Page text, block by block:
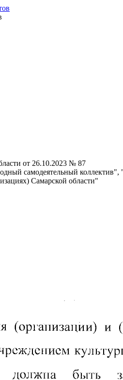
от 26.10.2023 № 87
самодеятельный коллектив",
Самарской области"